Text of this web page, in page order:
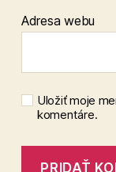
Adresa webu
Uložiť moje
komentáre.